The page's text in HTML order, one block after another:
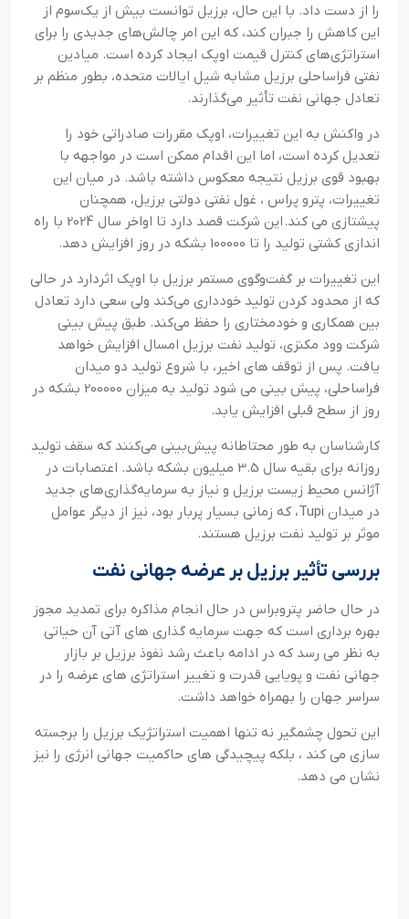
را از دست داد. با این حال، برزیل توانست بیش از یک‌سوم از
این کاهش را جبران کند، که این امر چالش‌های جدیدی را برای
استراتژی‌های کنترل قیمت اوپک ایجاد کرده است. میادین
نفتی فراساحلی برزیل مشابه شیل ایالات متحده، بطور منظم بر
تعادل جهانی نفت تأثیر می‌گذارند.
در واکنش به این تغییرات، اوپک مقررات صادراتی خود را
تعدیل کرده است، اما این اقدام ممکن است در مواجهه با
بهبود قوی برزیل نتیجه معکوس داشته باشد. در میان این
تغییرات، پترو پراس ، غول نفتی دولتی برزیل، همچنان
پیشتازی می کند.
این شرکت قصد دارد تا اواخر سال 2024 با راه
اندازی کشتی تولید را تا 100000 بشکه در روز افزایش دهد.
این تغییرات بر گفت‌وگوی مستمر برزیل با اوپک اثردارد در حالی
که از محدود کردن تولید خودداری می‌کند ولی سعی دارد تعادل
بین همکاری و خودمختاری را حفظ می‌کند. طبق پیش بینی
شرکت وود مکنزی، تولید نفت برزیل امسال افزایش خواهد
یافت. پس از توقف های اخیر، با شروع تولید دو میدان
فراساحلی، پیش بینی می شود تولید به میزان 200000 بشکه در
روز از سطح قبلی افزایش یابد.
کارشناسان به طور محتاطانه پیش‌بینی می‌کنند که سقف تولید
روزانه برای بقیه سال 3.5 میلیون بشکه باشد. اعتصابات در
آژانس محیط زیست برزیل و نیاز به سرمایه‌گذاری‌های جدید
در میدان Tupi، که زمانی بسیار پربار بود، نیز از دیگر عوامل
موثر بر تولید نفت برزیل هستند.
بررسی تأثیر برزیل بر عرضه جهانی نفت
در حال حاضر پتروبراس در حال انجام مذاکره برای تمدید مجوز
بهره برداری است که جهت سرمایه گذاری های آتی آن حیاتی
به نظر می رسد که در ادامه باعث رشد نفوذ برزیل بر بازار
جهانی نفت و پویایی قدرت و تغییر استراتژی های عرضه را در
سراسر جهان را بهمراه خواهد داشت.
این تحول چشمگیر نه تنها اهمیت استراتژیک برزیل را برجسته
سازی می کند ، بلکه پیچیدگی های حاکمیت جهانی انرژی را نیز
نشان می دهد.